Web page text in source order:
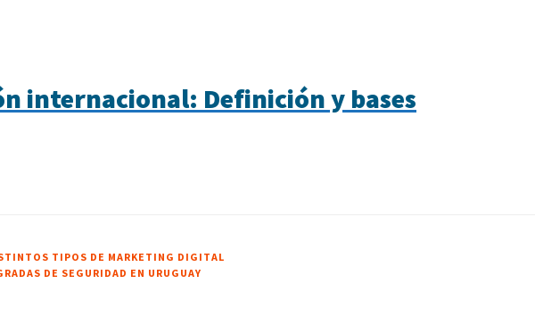
internacional: Definición y bases
TIPOS DE MARKETING DIGITAL
DE SEGURIDAD EN URUGUAY